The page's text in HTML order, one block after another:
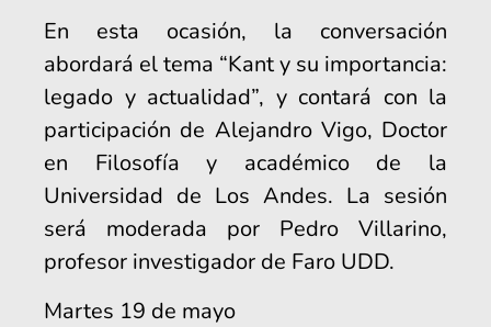
En esta ocasión, la conversación
abordará el tema “Kant y su importancia:
legado y actualidad”, y contará con la
participación de Alejandro Vigo, Doctor
en Filosofía y académico de la
Universidad de Los Andes. La sesión
será moderada por Pedro Villarino,
profesor investigador de Faro UDD.
Martes 19 de mayo